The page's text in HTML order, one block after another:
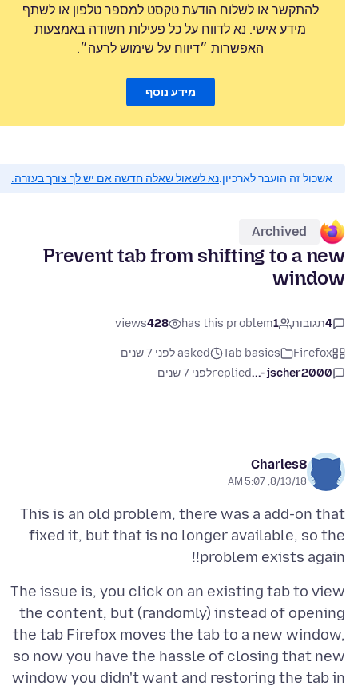
להתקשר או לשלוח הודעת טקסט למספר טלפון או לשתף
מידע אישי. נא לדווח על כל פעילות חשודה באמצעות
האפשרות ״דיווח על שימוש לרעה״.
מידע נוסף
אשכול זה הועבר לארכיון.נא לשאול שאלה חדשה אם יש לך צורך בעזרה.
Archived
Prevent tab from shifting to a new
window
4תגובות 1
has this problem
428
views
Firefox
Tab basics
asked לפני 7 שנים
jscher2000 -...
repliedלפני 7 שנים
Charles8
8/13/18, 5:07 AM
This is an old problem, there was a add-on that
fixed it, but that is no longer available, so the
problem exists again!!
The issue is, you click on an existing tab to view
the content, but (randomly) instead of opening
the tab Firefox moves the tab to a new window,
so now you have the hassle of closing that new
window you didn't want and restoring the tab in